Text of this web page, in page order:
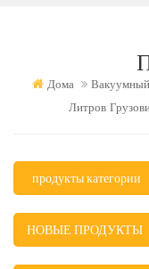
Дома
Литров
продукты категории
НОВЫЕ ПРОДУКТЫ